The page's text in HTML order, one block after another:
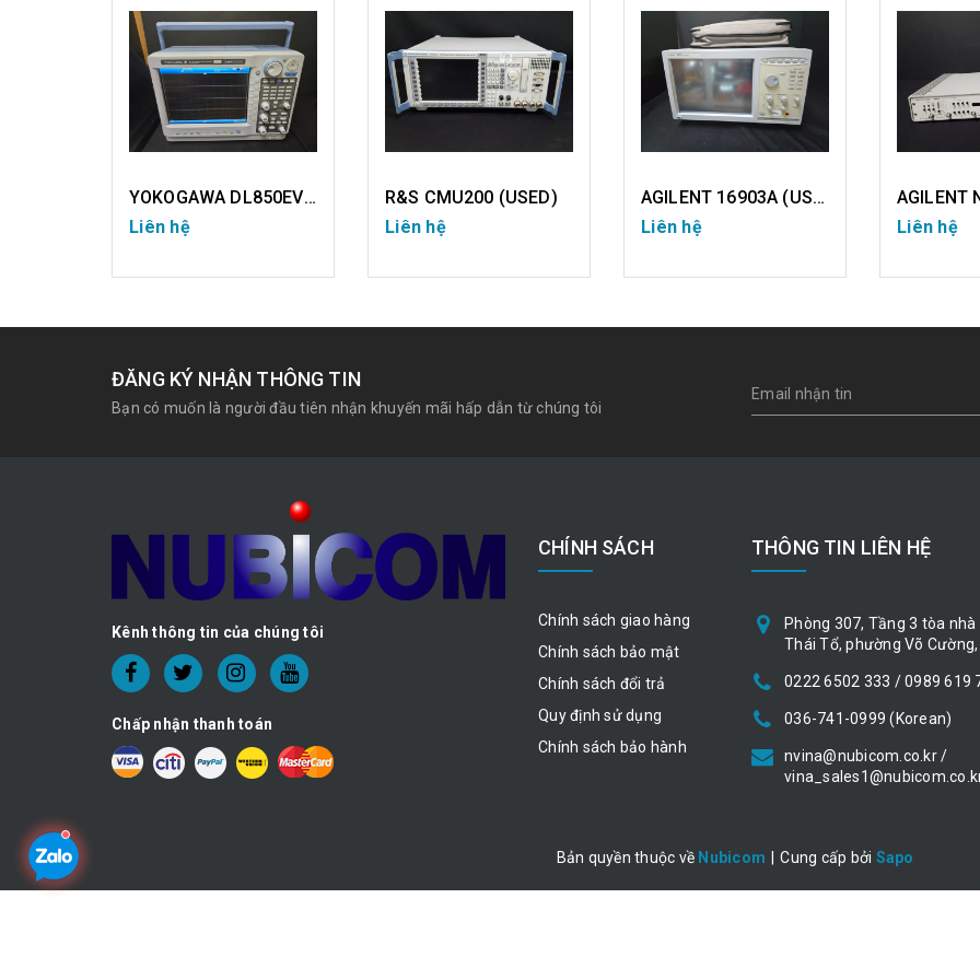
YOKOGAWA DL850EV (USED)
CHI TIẾT
R&S CMU200 (USED)
CHI TIẾT
AGILENT 16903A (USED)
CHI TIẾT
AGILENT N4963A (USED)
CHI TIẾT
ĐĂNG KÝ NHẬN THÔNG TIN
Bạn có muốn là người đầu tiên nhận khuyến mãi hấp dẫn từ chúng tôi
Kênh thông tin của chúng tôi
Chấp nhận thanh toán
CHÍNH SÁCH
Chính sách giao hàng
Chính sách bảo mật
Chính sách đổi trả
Quy định sử dụng
Chính sách bảo hành
THÔNG TIN LIÊN HỆ
Phòng 307, Tầng 3 tòa nhà
Thái Tổ, phường Võ
0222 6502 333 / 0989 619
036-741-0999 (Korean)
nvina@nubicom.co.kr /
Bản quyền thuộc về Nubicom Cung cấp bởi Sapo